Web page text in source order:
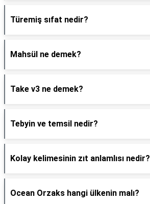
Türemiş sıfat nedir?
Mahsül ne demek?
Take v3 ne demek?
Tebyin ve temsil nedir?
Kolay kelimesinin zıt anlamlısı nedir?
Ocean Orzaks hangi ülkenin malı?